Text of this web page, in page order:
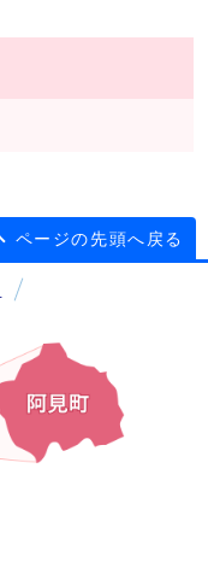
ページの先頭へ戻る